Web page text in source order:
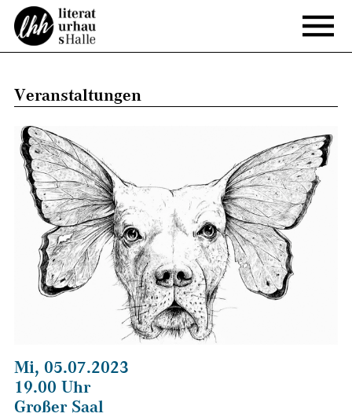
Veranstaltungen
Mi, 05.07.2023
19.00 Uhr
Großer Saal